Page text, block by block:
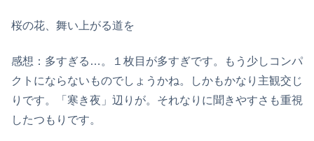
桜の花、舞い上がる道を
感想：多すぎる…。１枚目が多すぎです。もう少しコンパ
クトにならないものでしょうかね。しかもかなり主観交じ
りです。「寒き夜」辺りが。それなりに聞きやすさも重視
したつもりです。